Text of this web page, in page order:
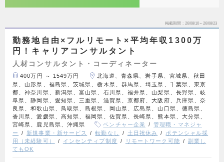
掲載期間 26/08/10～26/08/23
勤務地自由×フルリモート×平均年収1300万
円！キャリアコンサルタント
人材コンサルタント・コーディネーター
400万円 ～ 1549万円
北海道、青森県、岩手県、宮城県、秋田
県、山形県、福島県、茨城県、栃木県、群馬県、埼玉県、千葉県、東京
都、神奈川県、新潟県、富山県、石川県、福井県、山梨県、長野県、岐
阜県、静岡県、愛知県、三重県、滋賀県、京都府、大阪府、兵庫県、奈
良県、和歌山県、鳥取県、島根県、岡山県、広島県、山口県、徳島県、
香川県、愛媛県、高知県、福岡県、佐賀県、長崎県、熊本県、大分県、
宮崎県、鹿児島県、沖縄県
ベンチャー企業
管理職・マネジャ
ー
新規事業・新サービス 転勤なし 土日祝休み
ポテンシャル採
用（未経験可）
インセンティブ制度 リモートワーク可能
副業し
てもOK